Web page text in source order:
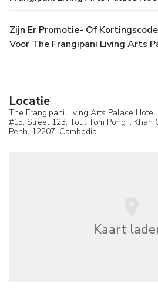
Zijn Er Promotie- Of
Voor The Frangipani Living Arts
Locatie
The Frangipani Living Arts Palace Hotel
#15, Street 123, Toul Tom Pong I, Khan
Penh, 12207, Cambodia
Kaart